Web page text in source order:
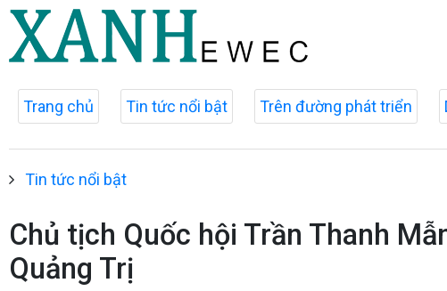
Trang chủ Tin tức nổi bật Trên đường phát triển
Tin tức nổi bật
Chủ tịch Quốc hội Trần Thanh
Quảng Trị